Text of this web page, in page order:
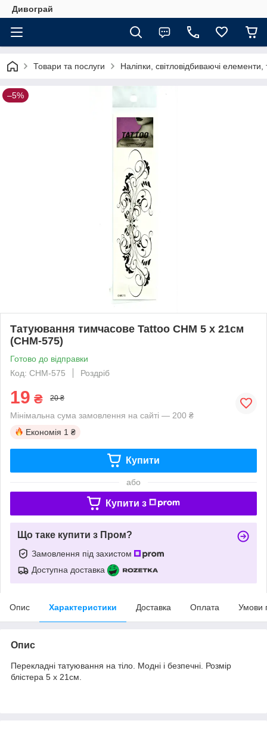
Дивограй
Товари та послуги Наліпки, світловідбиваючі
–5%
Татуювання тимчасове Tattoo CHM 5 х 21см
(CHM-575)
Готово до відправки
Код: CHM-575
Роздріб
19 ₴ 20 ₴
Мінімальна сума замовлення на сайті — 200 ₴
Економія 1 ₴
Купити
або
Купити з
Що таке купити з Пром?
Замовлення під захистом
Доступна доставка
Опис Характеристики Доставка Оплата Умови
Опис
Перекладні татуювання на тіло. Модні і безпечні. Розмір
блістера 5 х 21см.